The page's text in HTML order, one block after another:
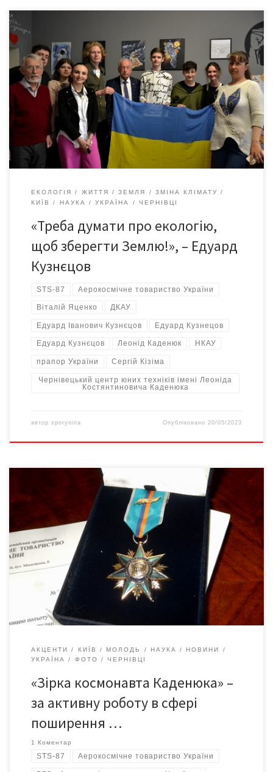
19 травня 2023-го у Чернівецькому ліцеї №14 відбулася зустріч
з Едуардом Івановичем Кузнєцовим – ветераном ракетно-
космічної галузі, який стояв біля витоків створення ДКАУ,
беззмінним заступником чотирьох Генеральних директорів
НКАУ, радником п’ятьох голів ДКАУ, головою Громадської ради
при ДКАУ, першим віце-президентом Аерокосмічного
товариства України. Е.І.Кузнєцов є безпосереднім автором і
організатором цілої […]
ЕКОЛОГІЯ ЖИТТЯ ЗЕМЛЯ
ЗМІНА КЛІМАТУ
КИЇВ
НАУКА УКРАЇНА ЧЕРНІВЦІ
«Треба думати про екологію,
щоб зберегти Землю!», – Едуард
Кузнєцов
STS-87 Аерокосмічне товариство України
Віталій Яценко ДКАУ
Едуард Іванович Кузнєцов Едуард Кузнецов
Едуард Кузнєцов Леонід Каденюк НКАУ
прапор України Сергій Кізіма
Чернівецький центр юних техніків імені Леоніда
Костянтиновича Каденюка
автор sporynina Опубліковано20/05/2023
28 грудня 2022-го у Червоній залі Чернівецького національного
університету ім. Юрія Федьковича відбулося урочисте
нагородження в зв’язку з 25-ою річницею польоту першого
космонавта України Леоніда Каденюка нагрудним знаком
«Зірка космонавта Каденюка» від Аерокосмічного товариства
України. Аерокосмічне товариство України імені космонавта
Л.Каденюка — всеукраїнська громадська організація, яка
об’єднує понад 75 підприємств […]
АКЦЕНТИ КИЇВ МОЛОДЬ НАУКА
НОВИНИ
УКРАЇНА
ФОТО ЧЕРНІВЦІ
«Зірка космонавта Каденюка» –
за активну роботу в сфері
поширення …
1 Коментар
STS-87 Аерокосмічне товариство України